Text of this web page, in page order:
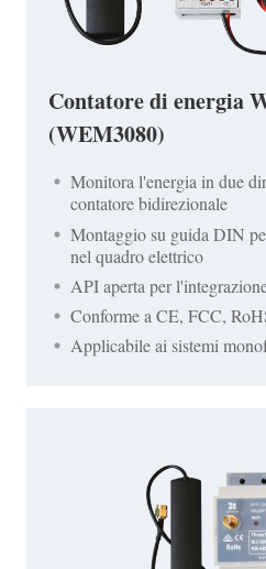
Contatore di energia
(WEM3080)
Monitora l'energia in due
contatore bidirezionale
Montaggio su guida DIN
nel quadro elettrico
API aperta per
Conforme a CE, FCC,
Applicabile ai sistemi